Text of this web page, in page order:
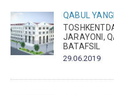
QABUL
JARAYONI,
BATAFSIL
29.06.2019